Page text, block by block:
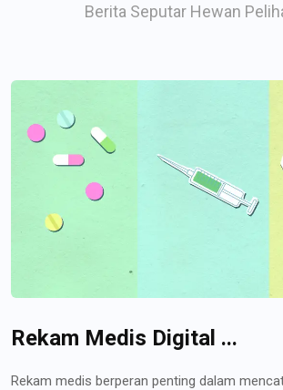
Berita Seputar Hewan
Rekam Medis Digital ...
Rekam medis berperan penting dalam